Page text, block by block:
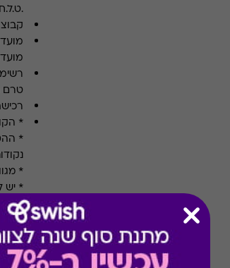
.ט.ל.ח
טרם
*
*
*
* יש
* יש
*
* לא
*